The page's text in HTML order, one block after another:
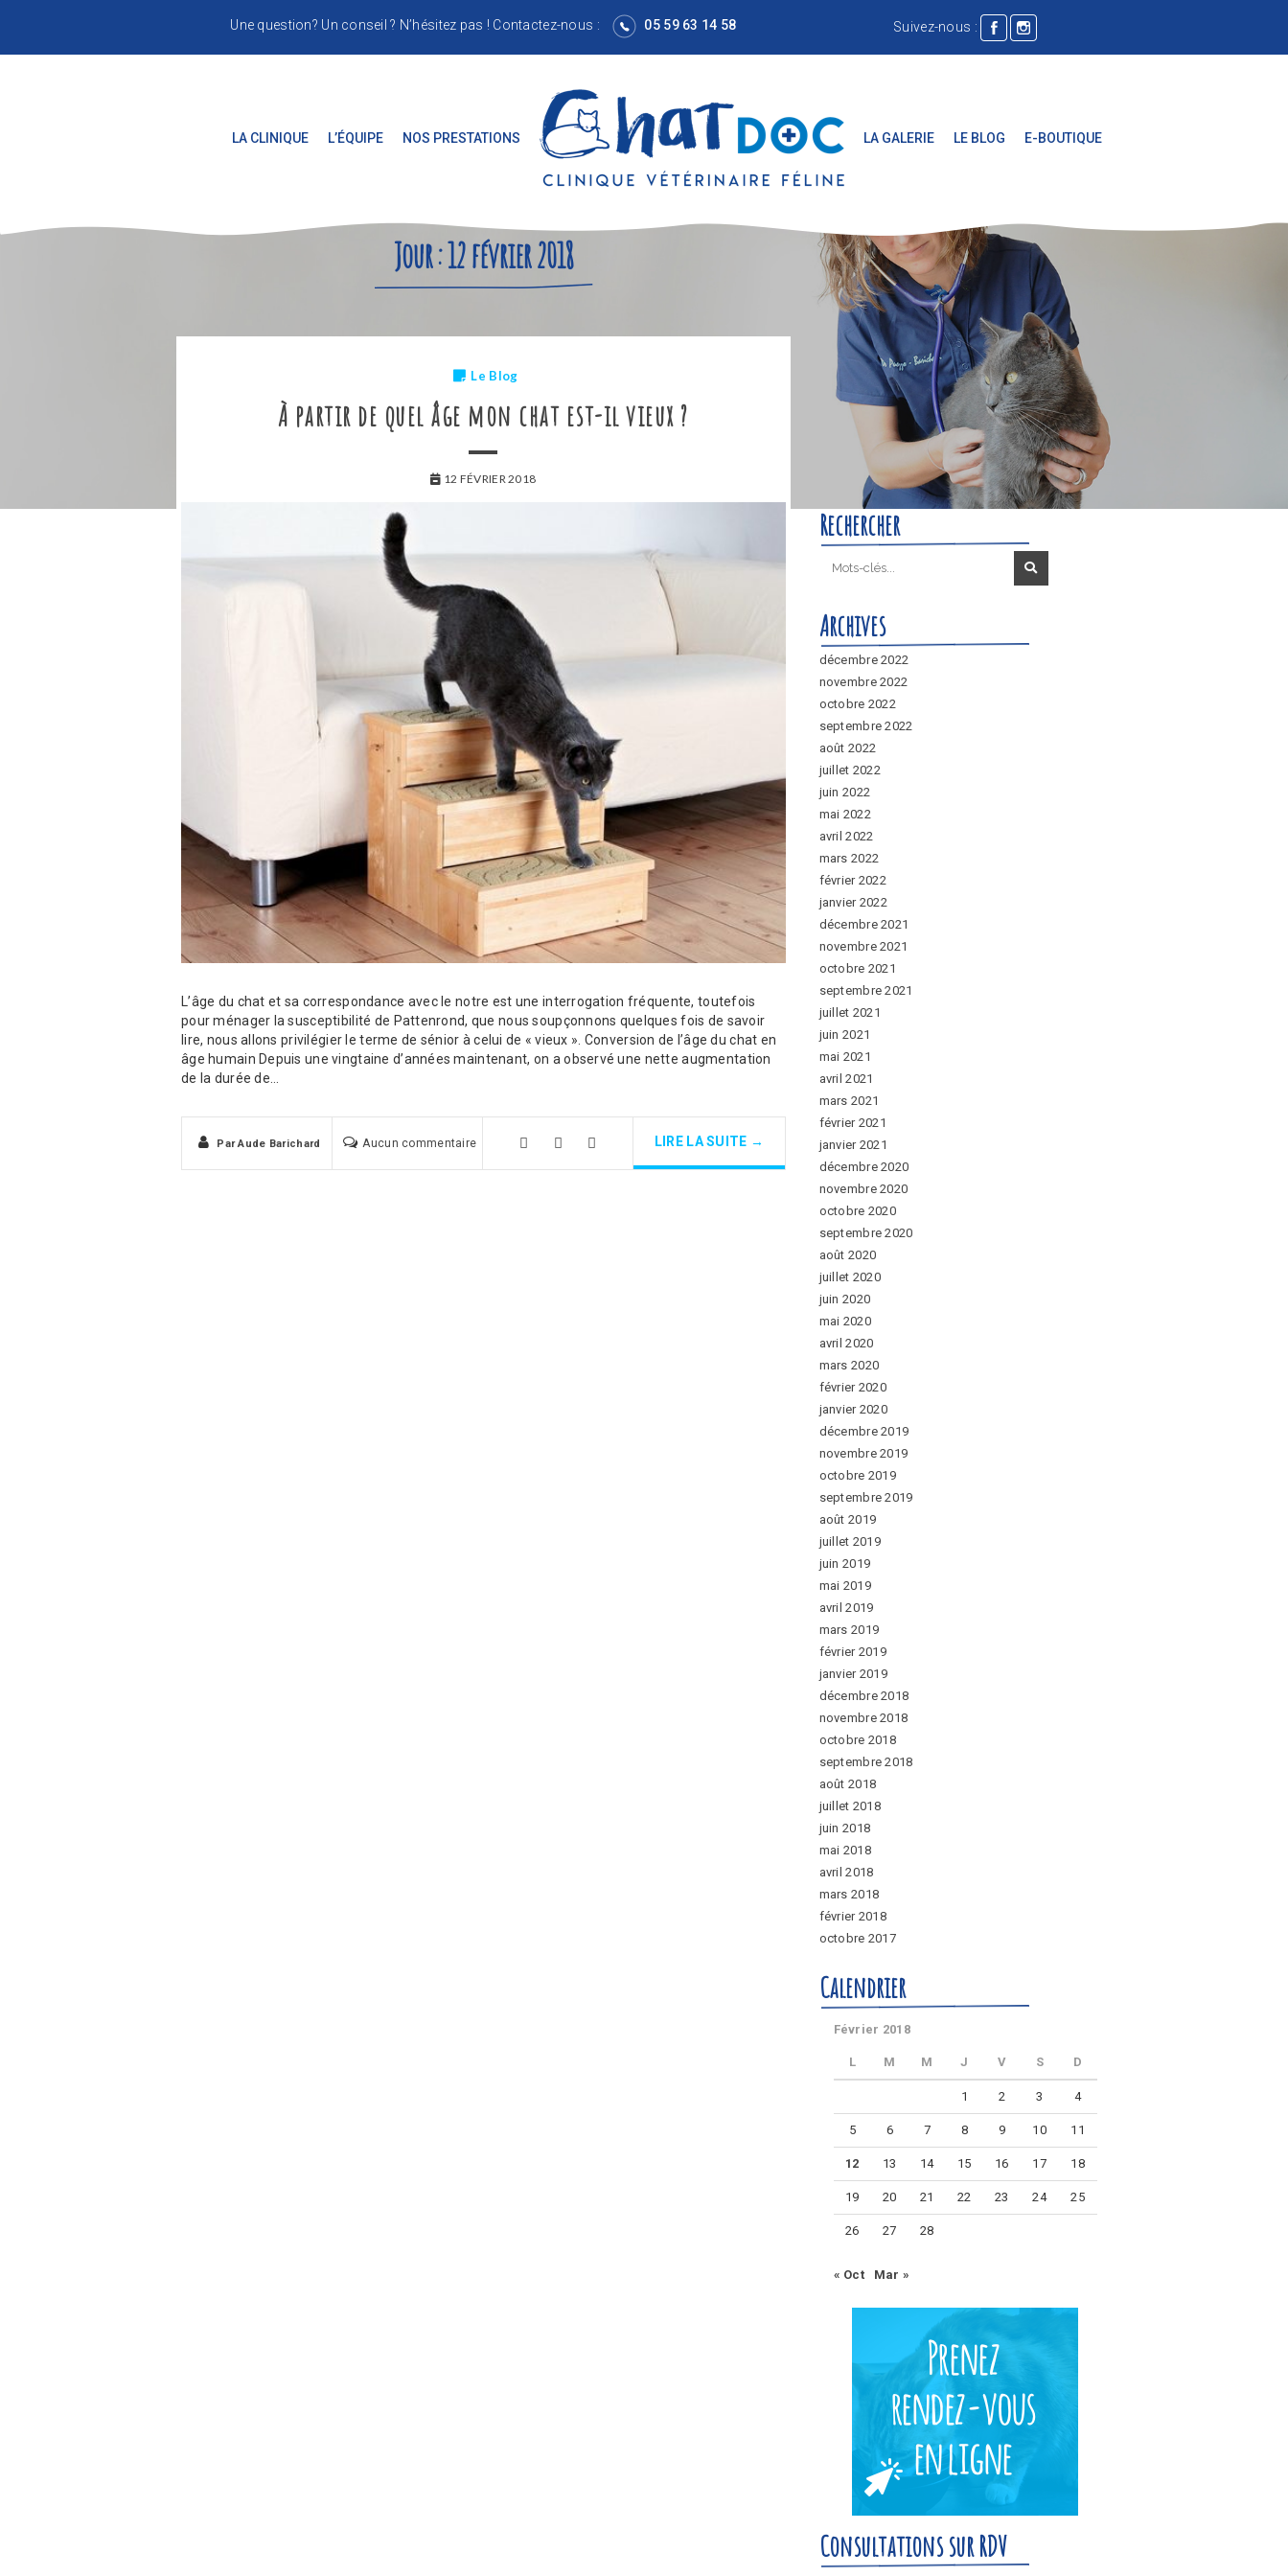
Une question? Un conseil ? N’hésitez pas ! Contactez-nous : 05 59 63 14 58 Suivez-nous :
LA CLINIQUE L’ÉQUIPE NOS PRESTATIONS LA GALERIE LE BLOG E-BOUTIQUE
Jour :12 février 2018
Le Blog
À partir de quel âge mon chat est-il vieux ?
12 FÉVRIER 2018
L’âge du chat et sa correspondance avec le notre est une interrogation fréquente, toutefois
pour ménager la susceptibilité de Pattenrond, que nous soupçonnons quelques fois de savoir
lire, nous allons privilégier le terme de sénior à celui de « vieux ». Conversion de l’âge du chat en
âge humain Depuis une vingtaine d’années maintenant, on a observé une nette augmentation
de la durée de…
ParAude Barichard Aucun commentaire LIRE LA SUITE →
Rechercher
Archives
décembre 2022
novembre 2022
octobre 2022
septembre 2022
août 2022
juillet 2022
juin 2022
mai 2022
avril 2022
mars 2022
février 2022
janvier 2022
décembre 2021
novembre 2021
octobre 2021
septembre 2021
juillet 2021
juin 2021
mai 2021
avril 2021
mars 2021
février 2021
janvier 2021
décembre 2020
novembre 2020
octobre 2020
septembre 2020
août 2020
juillet 2020
juin 2020
mai 2020
avril 2020
mars 2020
février 2020
janvier 2020
décembre 2019
novembre 2019
octobre 2019
septembre 2019
août 2019
juillet 2019
juin 2019
mai 2019
avril 2019
mars 2019
février 2019
janvier 2019
décembre 2018
novembre 2018
octobre 2018
septembre 2018
août 2018
juillet 2018
juin 2018
mai 2018
avril 2018
mars 2018
février 2018
octobre 2017
Calendrier
Février 2018
L M M J V S D
1 2 3 4
5 6 7 8 9 10 11
12 13 14 15 16 17 18
19 20 21 22 23 24 25
26 27 28
« Oct Mar »
Consultations sur RDV